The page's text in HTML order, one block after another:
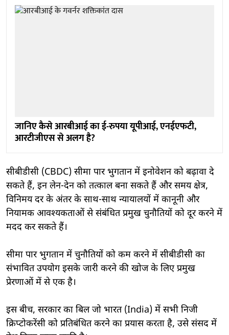
जानिए कैसे आरबीआई का ई-रुपया यूपीआई, एनईएफटी,
आरटीजीएस से अलग है?
सीबीडीसी (CBDC) सीमा पार भुगतान में इनोवेशन को बढ़ावा दे
सकते हैं, इन लेन-देन को तत्काल बना सकते हैं और समय क्षेत्र,
विनिमय दर के अंतर के साथ-साथ न्यायालयों में कानूनी और
नियामक आवश्यकताओं से संबंधित प्रमुख चुनौतियों को दूर करने में
मदद कर सकते हैं।
सीमा पार भुगतान में चुनौतियों को कम करने में सीबीडीसी का
संभावित उपयोग इसके जारी करने की खोज के लिए प्रमुख
प्रेरणाओं में से एक है।
इस बीच, सरकार का बिल जो भारत (India) में सभी निजी
क्रिप्टोकरेंसी को प्रतिबंधित करने का प्रयास करता है, उसे संसद में